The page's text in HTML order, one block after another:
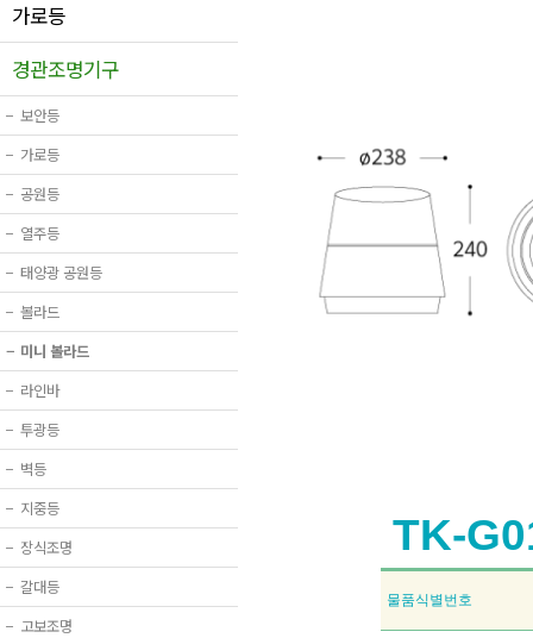
가로등
경관조명기구
− 보안등
− 가로등
− 공원등
− 열주등
− 태양광 공원등
− 볼라드
− 미니 볼라드
− 라인바
− 투광등
− 벽등
− 지중등
− 장식조명
− 갈대등
− 고보조명
TK-
물품식별번호